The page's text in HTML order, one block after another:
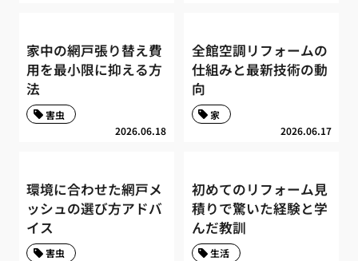
家中の網戸張り替え費
用を最小限に抑える方
法
2026.06.18
害虫
全館空調リフォームの
仕組みと最新技術の動
向
2026.06.17
家
環境に合わせた網戸メ
ッシュの選び方アドバ
イス
害虫
初めてのリフォーム見
積りで驚いた経験と学
んだ教訓
生活